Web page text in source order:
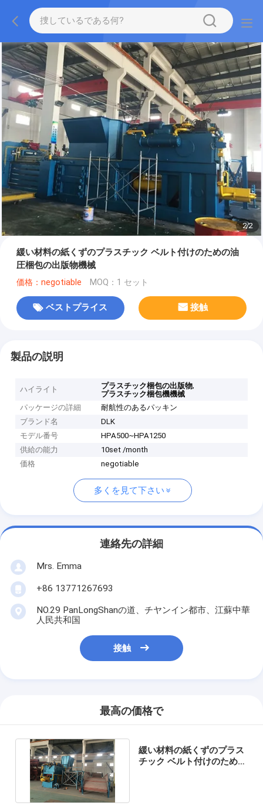
2/2
緩い材料の紙くずのプラスチック ベルト付けのための油
圧梱包の出版物機械
価格：negotiable MOQ：1 セット
ベストプライス 接触
製品の説明
ハイライト プラスチック梱包の出版物,
プラスチック梱包機機械
パッケージの詳細
耐航性のあるパッキン
ブランド名
DLK
モデル番号
HPA500~HPA1250
供給の能力
10set /month
価格
negotiable
多くを見て下さい
連絡先の詳細
Mrs. Emma
+86 13771267693
NO.29 PanLongShanの道、チヤンイン都市、江蘇中華
人民共和国
接触
最高の価格で
緩い材料の紙くずのプラス
チック ベルト付けのための